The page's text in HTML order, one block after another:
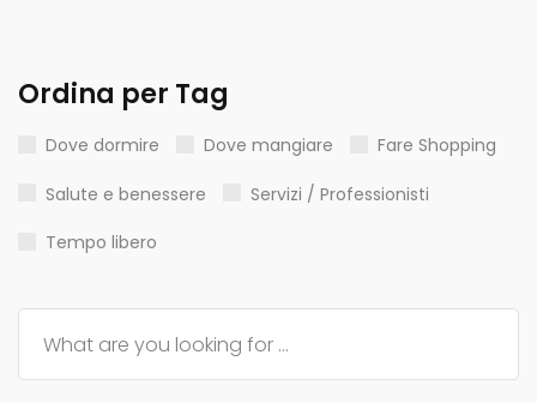
Ordina per Tag
Dove dormire Dove mangiare Fare Shopping
Salute e benessere Servizi / Professionisti
Tempo libero